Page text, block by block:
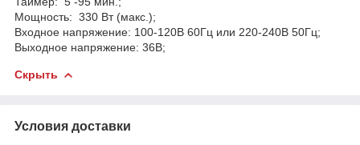
Мощность: 330 Вт (макс.);
Входное напряжение: 100-120В 60Гц или 220-240В 50Гц;
Выходное напряжение: 36В;
Скрыть
Условия доставки